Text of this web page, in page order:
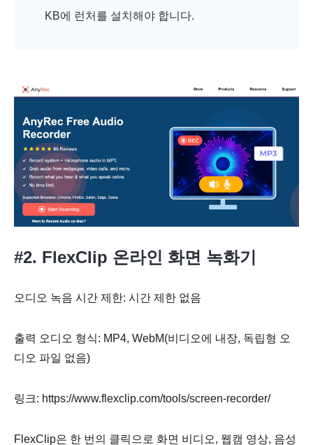
KB에 런처를 설치해야 합니다.
#2. FlexClip 온라인 화면 녹화기
오디오 녹음 시간 제한: 시간 제한 없음
출력 오디오 형식: MP4, WebM(비디오에 내장, 독립형 오
디오 파일 없음)
링크: https://www.flexclip.com/tools/screen-recorder/
FlexClip은 한 번의 클릭으로 화면 비디오, 웹캠 영상, 음성